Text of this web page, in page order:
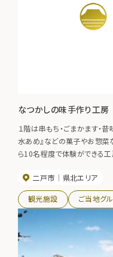
なつかしの味手作り工房
１階は串もち・ごまかます・
水あめ』などの菓子やお惣
ら10名程度で体験ができる
ん汁作りなど習うこともできる。
二戸市 県北エリア
観光施設 ご当地グ